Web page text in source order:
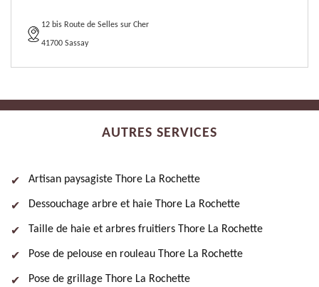
12 bis Route de Selles sur Cher
41700 Sassay
AUTRES SERVICES
Artisan paysagiste Thore La Rochette
Dessouchage arbre et haie Thore La Rochette
Taille de haie et arbres fruitiers Thore La Rochette
Pose de pelouse en rouleau Thore La Rochette
Pose de grillage Thore La Rochette